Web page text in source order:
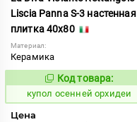
Liscia Panna S-3 настенная
плитка 40x80
Материал:
Керамика
852189
Код товара:
купол осенней орхидеи
Цена